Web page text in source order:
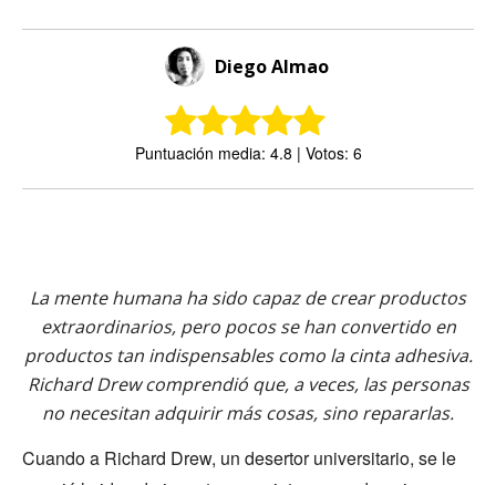
Diego Almao
Puntuación media: 4.8 | Votos: 6
La mente humana ha sido capaz de crear productos
extraordinarios, pero pocos se han convertido en
productos tan indispensables como la cinta adhesiva.
Richard Drew comprendió que, a veces, las personas
no necesitan adquirir más cosas, sino repararlas.
Cuando a Richard Drew, un desertor universitario, se le